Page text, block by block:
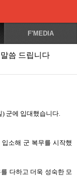
F'MEDIA
씀 드립니다
군에 입대했습니다.
소해 군 복무를 시작했
다하고 더욱 성숙한 모